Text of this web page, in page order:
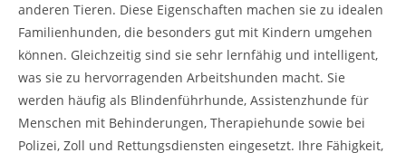
anderen Tieren. Diese Eigenschaften machen sie zu idealen
Familienhunden, die besonders gut mit Kindern umgehen
können. Gleichzeitig sind sie sehr lernfähig und intelligent,
was sie zu hervorragenden Arbeitshunden macht. Sie
werden häufig als Blindenführhunde, Assistenzhunde für
Menschen mit Behinderungen, Therapiehunde sowie bei
Polizei, Zoll und Rettungsdiensten eingesetzt. Ihre Fähigkeit,